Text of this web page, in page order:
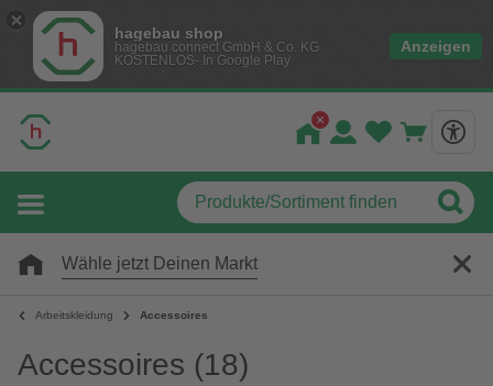
hagebau shop
hagebau connect GmbH & Co. KG
KOSTENLOS- In Google Play
Anzeigen
Wähle jetzt Deinen Markt
Arbeitskleidung Accessoires
Accessoires (18)